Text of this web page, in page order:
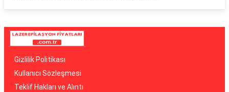
Gizlilik Politikası
Kullanıcı Sözleşmesi
Teklif Hakları ve Alıntı